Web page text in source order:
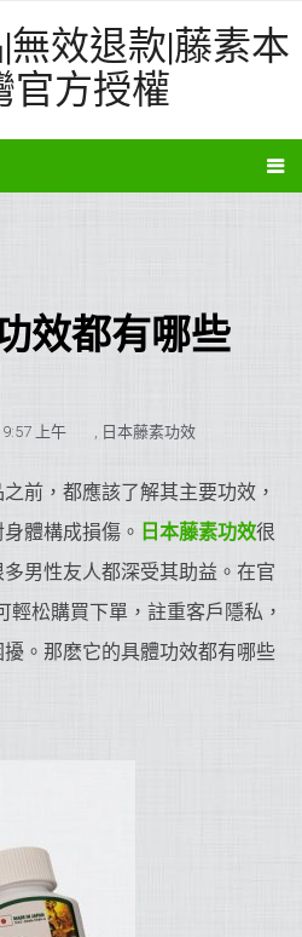
效退款|藤素本
官方授權
效都有哪些
9:57 上午 , 日本藤素功效
前，都應該了解其主要功效，
體構成損傷。 日本藤素功效很
男性友人都深受其助益。在官
松購買下單，註重客戶隱私，
。那麽它的具體功效都有哪些